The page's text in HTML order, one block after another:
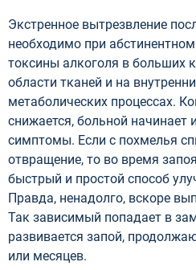
Экстренное вытрезвление
необходимо при
токсины алкоголя в больших
области тканей и на
метаболических процессах.
снижается, больной
симптомы. Если с похмелья
отвращение, то во время
быстрый и простой способ
Правда, ненадолго, вскоре
Так зависимый попадает в
развивается запой,
или месяцев.